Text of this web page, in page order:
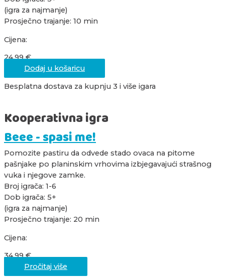
(igra za najmanje)
Prosječno trajanje: 10 min
Cijena:
24,99€
Dodaj u košaricu
Besplatna dostava za kupnju 3 i više igara
Kooperativna igra
Beee - spasi me!
Pomozite pastiru da odvede stado ovaca na pitome
pašnjake po planinskim vrhovima izbjegavajući strašnog
vuka i njegove zamke.
Broj igrača: 1-6
Dob igrača: 5+
(igra za najmanje)
Prosječno trajanje: 20 min
Cijena:
34,99€
Pročitaj više